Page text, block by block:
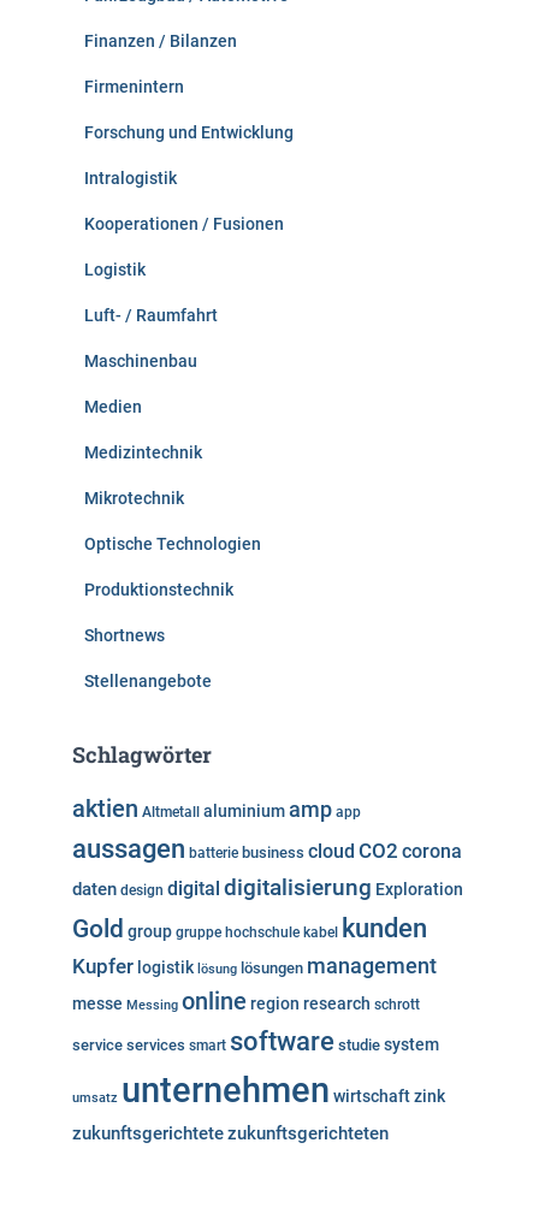
Finanzen / Bilanzen
Firmenintern
Forschung und Entwicklung
Intralogistik
Kooperationen / Fusionen
Logistik
Luft- / Raumfahrt
Maschinenbau
Medien
Medizintechnik
Mikrotechnik
Optische Technologien
Produktionstechnik
Shortnews
Stellenangebote
Schlagwörter
aktien Altmetall aluminiumamp app
aussagen batterie business cloud CO2 corona
daten design digital digitalisierung Exploration
Gold group gruppe hochschule kabel kunden
Kupfer logistik lösung lösungen management
messe Messing online region research schrott
service services smart software studie system
umsatz unternehmen wirtschaftzink
zukunftsgerichtetezukunftsgerichteten